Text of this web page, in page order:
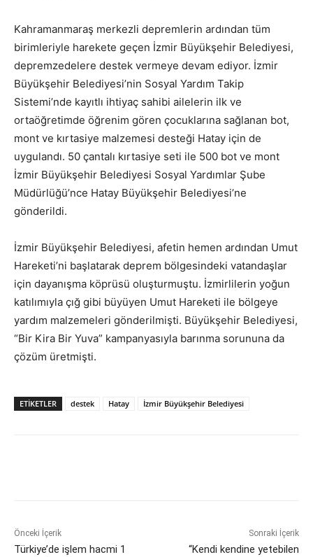
Kahramanmaraş merkezli depremlerin ardından tüm
birimleriyle harekete geçen İzmir Büyükşehir Belediyesi,
depremzedelere destek vermeye devam ediyor. İzmir
Büyükşehir Belediyesi’nin Sosyal Yardım Takip
Sistemi’nde kayıtlı ihtiyaç sahibi ailelerin ilk ve
ortaöğretimde öğrenim gören çocuklarına sağlanan bot,
mont ve kırtasiye malzemesi desteği Hatay için de
uygulandı. 50 çantalı kırtasiye seti ile 500 bot ve mont
İzmir Büyükşehir Belediyesi Sosyal Yardımlar Şube
Müdürlüğü’nce Hatay Büyükşehir Belediyesi’ne
gönderildi.
İzmir Büyükşehir Belediyesi, afetin hemen ardından Umut
Hareketi’ni başlatarak deprem bölgesindeki vatandaşlar
için dayanışma köprüsü oluşturmuştu. İzmirlilerin yoğun
katılımıyla çığ gibi büyüyen Umut Hareketi ile bölgeye
yardım malzemeleri gönderilmişti. Büyükşehir Belediyesi,
“Bir Kira Bir Yuva” kampanyasıyla barınma sorununa da
çözüm üretmişti.
ETİKETLER destek Hatay İzmir Büyükşehir Belediyesi
Önceki İçerik
Türkiye’de işlem hacmi 1
Sonraki İçerik
“Kendi kendine yetebilen